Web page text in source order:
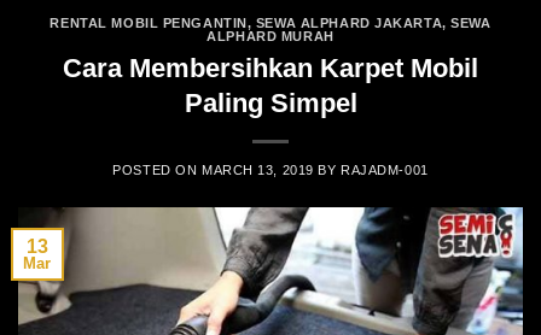
RENTAL MOBIL PENGANTIN, SEWA ALPHARD JAKARTA,SEWA
ALPHARD MURAH
Cara Membersihkan Karpet Mobil
Paling Simpel
POSTED ON MARCH 13, 2019 BY RAJADM-001
13
Mar